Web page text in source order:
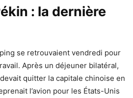
: la dernière
se retrouvaient vendredi pour
Après un déjeuner bilatéral,
quitter la capitale chinoise en
l’avion pour les États-Unis